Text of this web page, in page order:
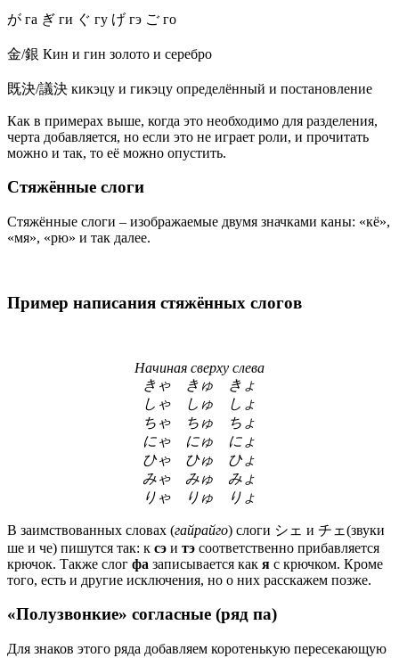
が га ぎ ги ぐ гу げ гэ ご го
金/銀 Кин и гин золото и серебро
既決/議決 кикэцу и гикэцу определённый и постановление
Как в примерах выше, когда это необходимо для разделения,
черта добавляется, но если это не играет роли, и прочитать
можно и так, то её можно опустить.
Стяжённые слоги
Стяжённые слоги – изображаемые двумя значками каны: «кё»,
«мя», «рю» и так далее.
Пример написания стяжённых слогов
Начиная сверху слева
きゃ きゅ きょ
しゃ しゅ しょ
ちゃ ちゅ ちょ
にゃ にゅ にょ
ひゃ ひゅ ひょ
みゃ みゅ みょ
りゃ りゅ りょ
В заимствованных словах (гайрайго) слоги シェ и チェ(звуки
ше и че) пишутся так: к сэ и тэ соответственно прибавляется
крючок. Также слог фа записывается как я с крючком. Кроме
того, есть и другие исключения, но о них расскажем позже.
«Полузвонкие» согласные (ряд па)
Для знаков этого ряда добавляем коротенькую пересекающую